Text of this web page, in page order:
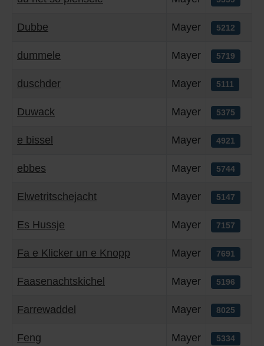
Dubbe Mayer 5212
dummele Mayer 5719
duschder Mayer 5111
Duwack Mayer 5375
e bissel Mayer 4921
ebbes Mayer 5744
Elwetritschejacht Mayer 5147
Es Hussje Mayer 7157
Fa e Klicker un e Knopp Mayer 7691
Faasenachtskichel Mayer 5196
Farrewaddel Mayer 8025
Feng Mayer 5334